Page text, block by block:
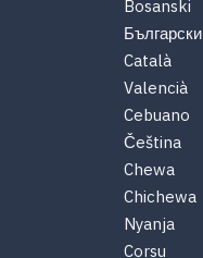
Bosanski
Български
Català
Valencià
Cebuano
Čeština
Chewa
Chichewa
Nyanja
Corsu